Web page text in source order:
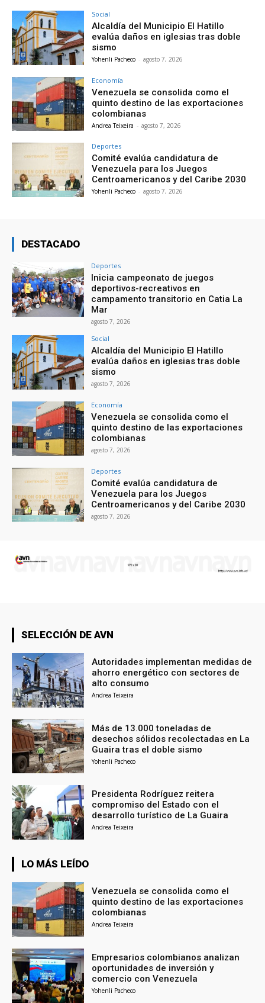
Social
Alcaldía del Municipio El Hatillo
evalúa daños en iglesias tras doble
sismo
Yohenli Pacheco - agosto 7, 2026
Economía
Venezuela se consolida como el
quinto destino de las exportaciones
colombianas
Andrea Teixeira - agosto 7, 2026
Deportes
Comité evalúa candidatura de
Venezuela para los Juegos
Centroamericanos y del Caribe 2030
Yohenli Pacheco - agosto 7, 2026
DESTACADO
Deportes
Inicia campeonato de juegos
deportivos-recreativos en
campamento transitorio en Catia La
Mar
agosto 7, 2026
Social
Alcaldía del Municipio El Hatillo
evalúa daños en iglesias tras doble
sismo
agosto 7, 2026
Economía
Venezuela se consolida como el
quinto destino de las exportaciones
colombianas
agosto 7, 2026
Deportes
Comité evalúa candidatura de
Venezuela para los Juegos
Centroamericanos y del Caribe 2030
agosto 7, 2026
SELECCIÓN DE AVN
Autoridades implementan medidas de
ahorro energético con sectores de
alto consumo
Andrea Teixeira
Más de 13.000 toneladas de
desechos sólidos recolectadas en La
Guaira tras el doble sismo
Yohenli Pacheco
Presidenta Rodríguez reitera
compromiso del Estado con el
desarrollo turístico de La Guaira
Andrea Teixeira
LO MÁS LEÍDO
Venezuela se consolida como el
quinto destino de las exportaciones
colombianas
Andrea Teixeira
Empresarios colombianos analizan
oportunidades de inversión y
comercio con Venezuela
Yohenli Pacheco